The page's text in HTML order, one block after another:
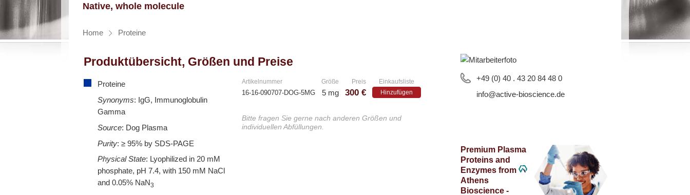
Native, whole molecule
Home Proteine
+49 (0) 40 . 43 20 84 48 0
info@active-bioscience.de
Premium Plasma
Proteins and
Enzymes from
Athens
Bioscience -
Produktübersicht, Größen und Preise
Proteine
Synonyms: IgG, Immunoglobulin
Gamma
Source: Dog Plasma
Purity: ≥ 95% by SDS-PAGE
Physical State: Lyophilized in 20 mM
phosphate, pH 7.4, with 150 mM NaCl
and 0.05% NaN3
Artikelnummer Größe Preis Einkaufsliste
16-16-090707-DOG-5MG 5 mg 300 € Hinzufügen
Bitte fragen Sie gerne nach anderen Größen und
individuellen Abfüllungen.